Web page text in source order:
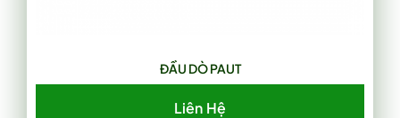
ĐẦU DÒ PAUT
Liên Hệ